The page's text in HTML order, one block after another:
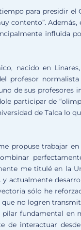
para presidir
contento”.
influida
nacido en
profesor
de sus profesores
participar de
de Talca lo
propuse trabajar
me titulé en la
actualmente
sólo he
no logren
fundamental en
de interactuar